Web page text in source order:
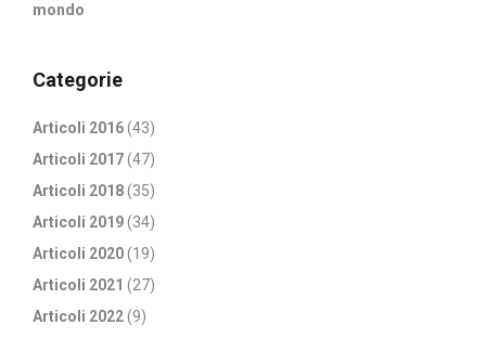
mondo
Categorie
Articoli 2016(43)
Articoli 2017(47)
Articoli 2018(35)
Articoli 2019(34)
Articoli 2020(19)
Articoli 2021 (27)
Articoli 2022(9)